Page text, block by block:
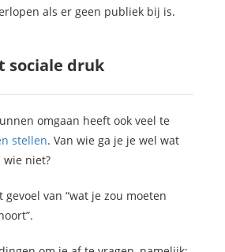
als er geen publiek bij is.
sociale druk
omgaan heeft ook veel te
stellen. Van wie ga je je wel wat
wie niet?
van “wat je zou moeten